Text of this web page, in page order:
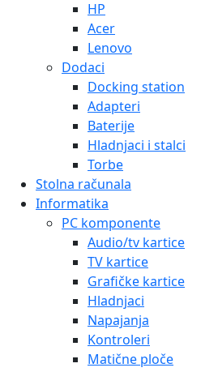
HP
Acer
Lenovo
Dodaci
Docking station
Adapteri
Baterije
Hladnjaci i stalci
Torbe
Stolna računala
Informatika
PC komponente
Audio/tv kartice
TV kartice
Grafičke kartice
Hladnjaci
Napajanja
Kontroleri
Matične ploče